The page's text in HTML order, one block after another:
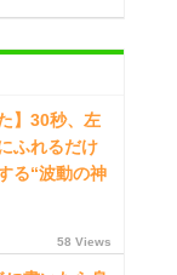
】30秒、左
ふれるだけ
る“波動の神
58 Views